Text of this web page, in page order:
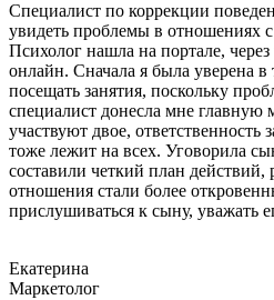
Специалист по коррекции
увидеть проблемы в отношениях
Психолог нашла на портале, через
онлайн. Сначала я была уверена
посещать занятия, поскольку
специалист донесла мне главную
участвуют двое, ответственность
тоже лежит на всех. Уговорила
составили четкий план действий,
отношения стали более
прислушиваться к сыну, уважать
Екатерина
Маркетолог